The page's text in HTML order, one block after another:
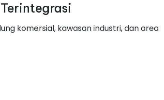
komersial, kawasan industri, dan area